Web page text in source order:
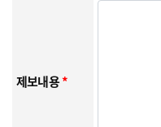
제보내용*